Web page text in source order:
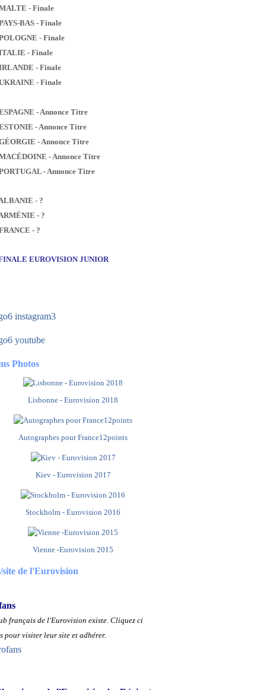
- Finale
BAS - Finale
- Finale
- Finale
- Finale
- Finale
- Annonce Titre
- Annonce Titre
- Annonce Titre
- Annonce Titre
- Annonce Titre
- ?
- ?
- ?
EUROVISION JUNIOR
Photos
Lisbonne - Eurovision 2018
Autographes pour France12points
Kiev - Eurovision 2017
Stockholm - Eurovision 2016
Vienne -Eurovision 2015
site de l'Eurovision
français de l'Eurovision existe. Cliquez ci
pour visiter leur site et adhérer.